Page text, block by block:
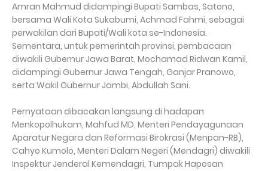
Amran Mahmud didampingi Bupati Sambas, Satono,
bersama Wali Kota Sukabumi, Achmad Fahmi, sebagai
perwakilan dari Bupati/Wali kota se-Indonesia.
Sementara, untuk pemerintah provinsi, pembacaan
diwakili Gubernur Jawa Barat, Mochamad Ridwan Kamil,
didampingi Gubernur Jawa Tengah, Ganjar Pranowo,
serta Wakil Gubernur Jambi, Abdullah Sani.
Pernyataan dibacakan langsung di hadapan
Menkopolhukam, Mahfud MD, Menteri Pendayagunaan
Aparatur Negara dan Reformasi Birokrasi (Menpan-RB),
Cahyo Kumolo, Menteri Dalam Negeri (Mendagri) diwakili
Inspektur Jenderal Kemendagri, Tumpak Haposan